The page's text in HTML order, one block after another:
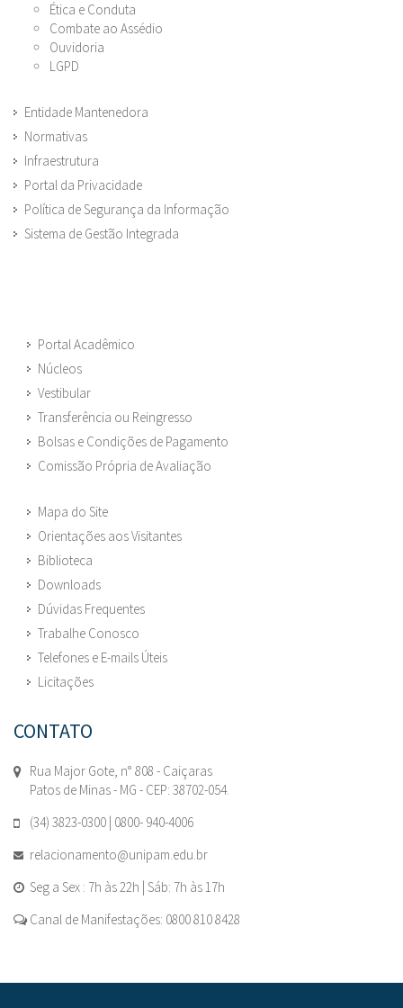
Ética e Conduta
Combate ao Assédio
Ouvidoria
LGPD
Entidade Mantenedora
Normativas
Infraestrutura
Portal da Privacidade
Política de Segurança da Informação
Sistema de Gestão Integrada
Portal Acadêmico
Núcleos
Vestibular
Transferência ou Reingresso
Bolsas e Condições de Pagamento
Comissão Própria de Avaliação
Mapa do Site
Orientações aos Visitantes
Biblioteca
Downloads
Dúvidas Frequentes
Trabalhe Conosco
Telefones e E-mails Úteis
Licitações
CONTATO
Rua Major Gote, n° 808 - Caiçaras
Patos de Minas - MG - CEP: 38702-054.
(34) 3823-0300 | 0800- 940-4006
relacionamento@unipam.edu.br
Seg a Sex : 7h às 22h | Sáb: 7h às 17h
Canal de Manifestações: 0800 810 8428